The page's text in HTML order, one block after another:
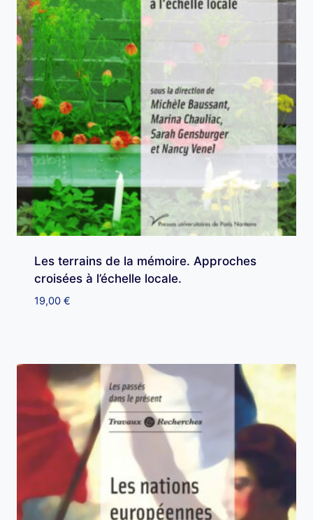
Les terrains de la mémoire. Approches
croisées à l’échelle locale.
19,00 €